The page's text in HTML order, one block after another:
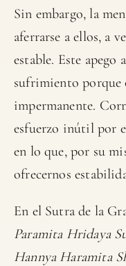
Sin embargo, la
aferrarse a ellos, a
estable. Este apego
sufrimiento porque
impermanente.
esfuerzo inútil por
en lo que, por su
ofrecernos
En el Sutra de la
Paramita Hridaya
Hannya Haramita